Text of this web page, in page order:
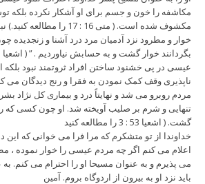
مکاشفه را خون و جسم برای او آشکار نکرده بلکه
مکشوف شده است. ( متی 16 : 17 را مطالعه کنید.) نبوت ادامه پیدا می کند
بگردانند خوار گشت و به حسابش نیاوردیم . ” ( اشعیا 53 : 3
عیسی در پی خشنود ساختن افراد ثروتمند نبود
ناپذیری وقف کمک نمودن به فقرا و رنج دیدگان می
مردم روبرو می شد و نهایتاً درد و بیماری کل نژاد
تنهایی و شرم بر صلیب آویخته شد. او چون کسی که
گشت. ( اشعیا 53 : 3 را مطالعه کنید
خداوندا از تو متشکرم که مرا فرا می خوانی که این
اعلام می کنم اگر چه مردم عیسی را خوار نموده ،
می پذیرم و به عنوان مسیحا او را احترام می کنم.
باید نزد او به بیرون از اردوگاه بروم. آمین